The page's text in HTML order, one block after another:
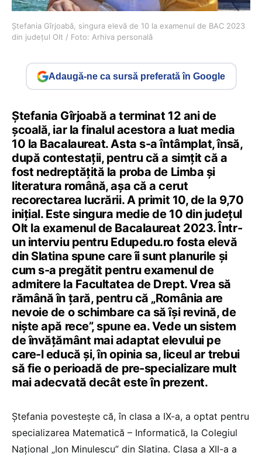
Ștefania Gîrjoabă, singura elevă de 10 la examenul de BAC 2023
din județul Olt / Foto: Arhiva personală
Adaugă-ne ca sursă preferată în Google
Ștefania Gîrjoabă a terminat 12 ani de
școală, iar la finalul acestora a luat media
10 la Bacalaureat. Asta s-a întâmplat, însă,
după contestații, pentru că a simțit că a
fost nedreptățită la proba de Limba și
literatura română, așa că a cerut
recorectarea lucrării. A primit 10, de la 9,70
inițial. Este singura medie de 10 din județul
Olt la examenul de Bacalaureat 2023. Într-
un interviu pentru Edupedu.ro fosta elevă
din Slatina spune care îi sunt planurile și
cum s-a pregătit pentru examenul de
admitere la Facultatea de Drept. Vrea să
rămână în țară, pentru că „România are
nevoie de o schimbare ca să își revină, de
niște apă rece”, spune ea. Vede un sistem
de învățământ mai adaptat elevului pe
care-l educă și, în opinia sa, liceul ar trebui
să fie o perioadă de pre-specializare mult
mai adecvată decât este în prezent.
Ștefania povestește că, în clasa a IX-a, a optat pentru
specializarea Matematică – Informatică, la Colegiul
Național „Ion Minulescu” din Slatina. Clasa a XII-a a